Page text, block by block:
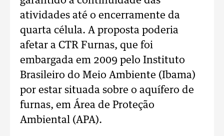
atividades até o encerramente da
quarta célula. A proposta poderia
afetar a CTR Furnas, que foi
embargada em 2009 pelo Instituto
Brasileiro do Meio Ambiente (Ibama)
por estar situada sobre o aquífero de
furnas, em Área de Proteção
Ambiental (APA).